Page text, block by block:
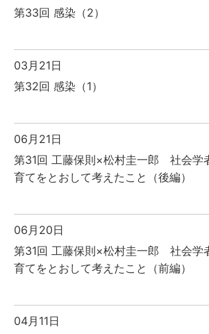
第33回 感染（2）
03月21日
第32回 感染（1）
06月21日
第31回 工藤保則×松村圭一郎 社会学
育てをとおして考えたこと（後編）
06月20日
第31回 工藤保則×松村圭一郎 社会学
育てをとおして考えたこと（前編）
04月11日